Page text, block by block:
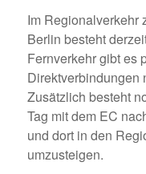
Im Regionalverkehr
Berlin besteht
Fernverkehr gibt es
Direktverbindungen
Zusätzlich besteht
Tag mit dem EC
und dort in den
umzusteigen.